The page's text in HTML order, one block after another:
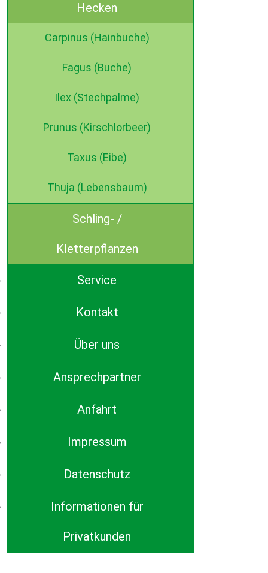
Hecken
Carpinus (Hainbuche)
Fagus (Buche)
Ilex (Stechpalme)
Prunus (Kirschlorbeer)
Taxus (Eibe)
Thuja (Lebensbaum)
Schling- /
Kletterpflanzen
Service
Kontakt
Über uns
Ansprechpartner
Anfahrt
Impressum
Datenschutz
Informationen für
Privatkunden